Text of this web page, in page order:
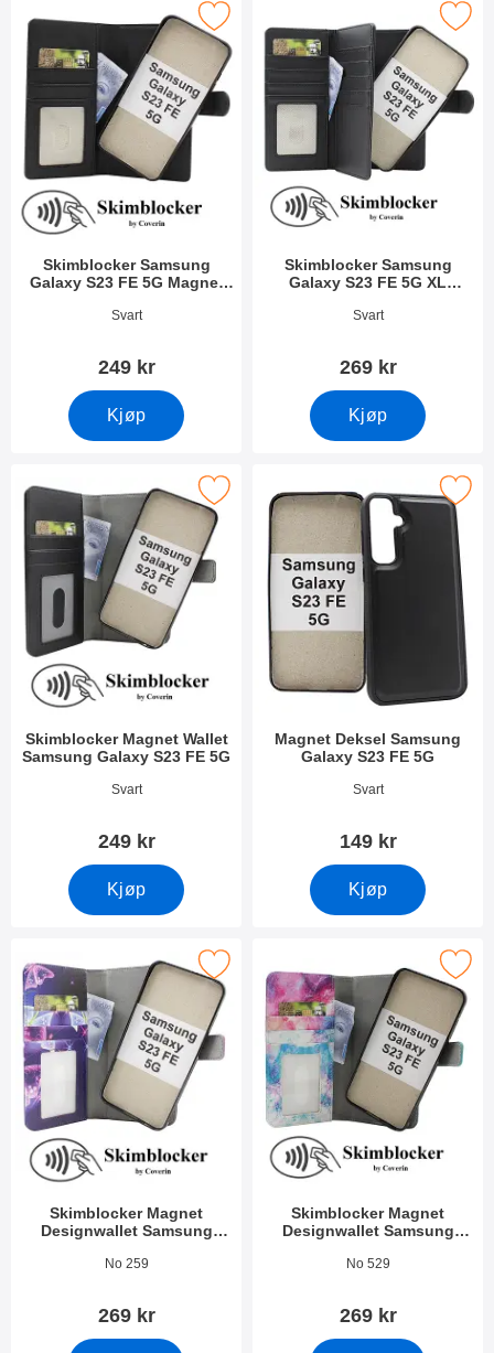
Skimblocker Samsung
Galaxy S23 FE 5G Magnet
Varenummer 52398
Svart
249 kr
Kjøp
Merk skimblocker Samsung Galaxy S23 FE 5G Magnet Lommebok
Skimblocker Samsung
Galaxy S23 FE 5G XL
Varenummer 51123
Svart
269 kr
Kjøp
Merk skimblocker Samsung Galaxy S23 FE 5G
Skimblocker Magnet Wallet
Samsung Galaxy S23 FE 5G
Varenummer 49494
Svart
249 kr
Kjøp
Magnet Wallet Samsung Galaxy S23 FE 5G som
Magnet Deksel Samsung
Galaxy S23 FE 5G
Varenummer 49500
Svart
149 kr
Kjøp
Merk magnet Deksel Samsung
Skimblocker Magnet
Designwallet Samsung
Varenummer 49495
No 259
269 kr
Magnet Designwallet Samsung Galaxy S23 FE 5G som
Skimblocker Magnet
Designwallet Samsung
Varenummer 49496
No 529
269 kr
Merk skimblocker Magnet Designwallet